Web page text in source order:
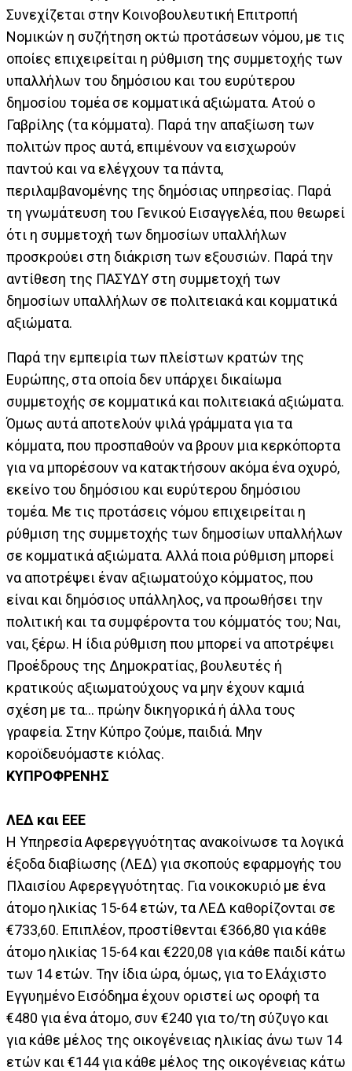
Συνεχίζεται στην Κοινοβουλευτική Επιτροπή
Νομικών η συζήτηση οκτώ προτάσεων νόμου, με τις
οποίες επιχειρείται η ρύθμιση της συμμετοχής των
υπαλλήλων του δημόσιου και του ευρύτερου
δημοσίου τομέα σε κομματικά αξιώματα. Ατού ο
Γαβρίλης (τα κόμματα). Παρά την απαξίωση των
πολιτών προς αυτά, επιμένουν να εισχωρούν
παντού και να ελέγχουν τα πάντα,
περιλαμβανομένης της δημόσιας υπηρεσίας. Παρά
τη γνωμάτευση του Γενικού Εισαγγελέα, που θεωρεί
ότι η συμμετοχή των δημοσίων υπαλλήλων
προσκρούει στη διάκριση των εξουσιών. Παρά την
αντίθεση της ΠΑΣΥΔΥ στη συμμετοχή των
δημοσίων υπαλλήλων σε πολιτειακά και κομματικά
αξιώματα.
Παρά την εμπειρία των πλείστων κρατών της
Ευρώπης, στα οποία δεν υπάρχει δικαίωμα
συμμετοχής σε κομματικά και πολιτειακά αξιώματα.
Όμως αυτά αποτελούν ψιλά γράμματα για τα
κόμματα, που προσπαθούν να βρουν μια κερκόπορτα
για να μπορέσουν να κατακτήσουν ακόμα ένα οχυρό,
εκείνο του δημόσιου και ευρύτερου δημόσιου
τομέα. Με τις προτάσεις νόμου επιχειρείται η
ρύθμιση της συμμετοχής των δημοσίων υπαλλήλων
σε κομματικά αξιώματα. Αλλά ποια ρύθμιση μπορεί
να αποτρέψει έναν αξιωματούχο κόμματος, που
είναι και δημόσιος υπάλληλος, να προωθήσει την
πολιτική και τα συμφέροντα του κόμματός του; Ναι,
ναι, ξέρω. Η ίδια ρύθμιση που μπορεί να αποτρέψει
Προέδρους της Δημοκρατίας, βουλευτές ή
κρατικούς αξιωματούχους να μην έχουν καμιά
σχέση με τα... πρώην δικηγορικά ή άλλα τους
γραφεία. Στην Κύπρο ζούμε, παιδιά. Μην
κοροϊδευόμαστε κιόλας.
ΚΥΠΡΟΦΡΕΝΗΣ
ΛΕΔ και ΕΕΕ
Η Υπηρεσία Αφερεγγυότητας ανακοίνωσε τα λογικά
έξοδα διαβίωσης (ΛΕΔ) για σκοπούς εφαρμογής του
Πλαισίου Αφερεγγυότητας. Για νοικοκυριό με ένα
άτομο ηλικίας 15-64 ετών, τα ΛΕΔ καθορίζονται σε
€733,60. Επιπλέον, προστίθενται €366,80 για κάθε
άτομο ηλικίας 15-64 και €220,08 για κάθε παιδί κάτω
των 14 ετών. Την ίδια ώρα, όμως, για το Ελάχιστο
Εγγυημένο Εισόδημα έχουν οριστεί ως οροφή τα
€480 για ένα άτομο, συν €240 για το/τη σύζυγο και
για κάθε μέλος της οικογένειας ηλικίας άνω των 14
ετών και €144 για κάθε μέλος της οικογένειας κάτω